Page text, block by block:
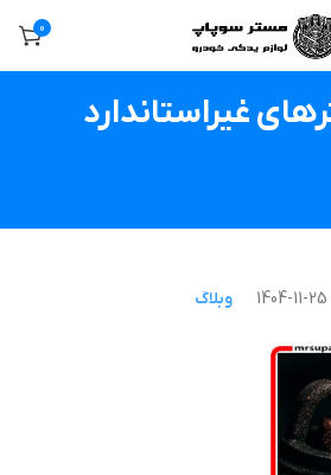
0
غیر‌استاندارد
1404-11-25 وبلاگ